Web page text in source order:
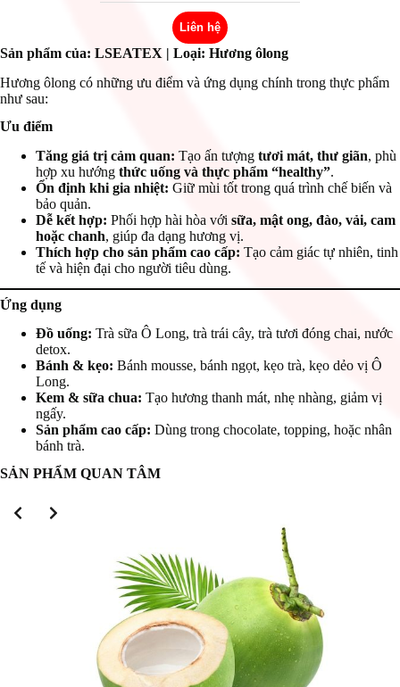
Liên hệ
Sản phẩm của: LSEATEX | Loại: Hương ôlong
Hương ôlong có những ưu điểm và ứng dụng chính trong thực phẩm
như sau:
Ưu điểm
Tăng giá trị cảm quan: Tạo ấn tượng tươi mát, thư giãn, phù
hợp xu hướng thức uống và thực phẩm “healthy”.
Ổn định khi gia nhiệt: Giữ mùi tốt trong quá trình chế biến và
bảo quản.
Dễ kết hợp: Phối hợp hài hòa với sữa, mật ong, đào, vải, cam
hoặc chanh, giúp đa dạng hương vị.
Thích hợp cho sản phẩm cao cấp: Tạo cảm giác tự nhiên, tinh
tế và hiện đại cho người tiêu dùng.
Ứng dụng
Đồ uống: Trà sữa Ô Long, trà trái cây, trà tươi đóng chai, nước
detox.
Bánh & kẹo: Bánh mousse, bánh ngọt, kẹo trà, kẹo dẻo vị Ô
Long.
Kem & sữa chua: Tạo hương thanh mát, nhẹ nhàng, giảm vị
ngấy.
Sản phẩm cao cấp: Dùng trong chocolate, topping, hoặc nhân
bánh trà.
SẢN PHẨM QUAN TÂM